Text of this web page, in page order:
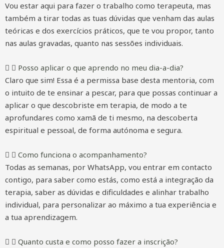
Vou estar aqui para fazer o trabalho como terapeuta, mas
também a tirar todas as tuas dúvidas que venham das aulas
teóricas e dos exercícios práticos, que te vou propor, tanto
nas aulas gravadas, quanto nas sessões individuais.
Posso aplicar o que aprendo no meu dia-a-dia?
Claro que sim! Essa é a permissa base desta mentoria, com
o intuito de te ensinar a pescar, para que possas continuar a
aplicar o que descobriste em terapia, de modo a te
aprofundares como xamã de ti mesmo, na descoberta
espiritual e pessoal, de forma autónoma e segura.
Como funciona o acompanhamento?
Todas as semanas, por WhatsApp, vou entrar em contacto
contigo, para saber como estás, como está a integração da
terapia, saber as dúvidas e dificuldades e alinhar trabalho
individual, para personalizar ao máximo a tua experiência e
a tua aprendizagem.
Quanto custa e como posso fazer a inscrição?